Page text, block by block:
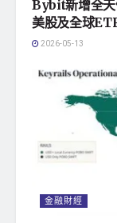
Bybit新增全
美股及全球
2026-05-13
金融財經